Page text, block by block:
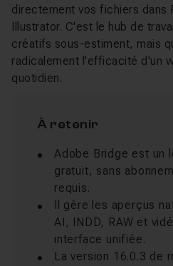
directement vos fichiers dans
Illustrator. C'est le hub de
créatifs sous-estiment, mais
radicalement l'efficacité d'un
quotidien.
À retenir
Adobe Bridge est un
gratuit, sans
requis.
Il gère les aperçus
AI, INDD, RAW et
interface unifiée.
La version 16.0.3 de